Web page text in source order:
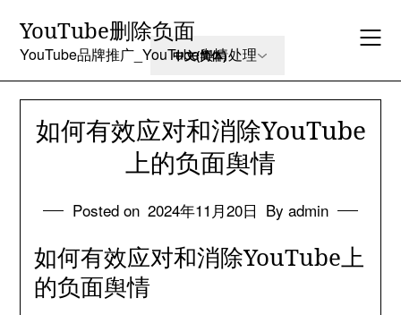
content
YouTube删除负面
YouTube品牌推广_YouTube舆情处理
如何有效应对和消除YouTube
上的负面舆情
Posted on 2024年11月20日 By admin
如何有效应对和消除YouTube上
的负面舆情